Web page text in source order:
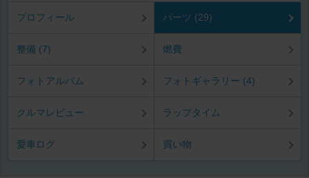
プロフィール パーツ (29)
整備 (7) 燃費
フォトアルバム フォトギャラリー (4)
クルマレビュー ラップタイム
愛車ログ 買い物